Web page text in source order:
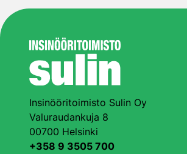
Insinööritoimisto Sulin Oy
Valuraudankuja 8
00700 Helsinki
+358 9 3505 700